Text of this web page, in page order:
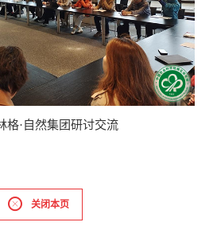
格·自然集团研讨交流
关闭本页